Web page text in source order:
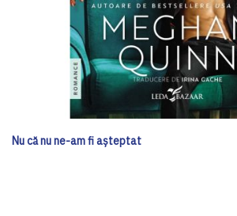
Nu că nu ne-am fi așteptat